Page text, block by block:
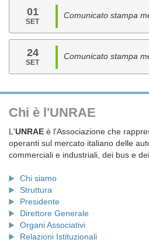
01
SET
Comunicato stampa
24
SET
Comunicato stampa
Chi è l'UNRAE
L'UNRAE è l'Associazione che
operanti sul mercato italiano delle
commerciali e industriali, dei bus e
Chi siamo
Struttura
Presidente
Direttore Generale
Organi Associativi
Relazioni Istituzionali